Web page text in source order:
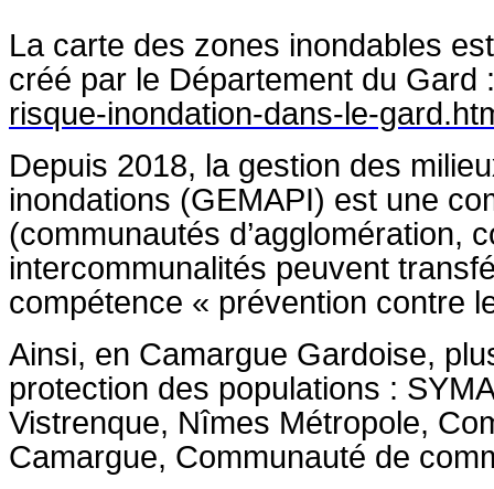
La carte des zones inondables
créé par le Département du Gard
risque-inondation-dans-le-
Depuis 2018, la gestion des
inondations (GEMAPI) est une
(communautés d’agglomération,
intercommunalités peuvent
compétence « prévention contre
Ainsi, en Camargue Gardoise,
protection des populations :
Vistrenque, Nîmes Métropole,
Camargue, Communauté de